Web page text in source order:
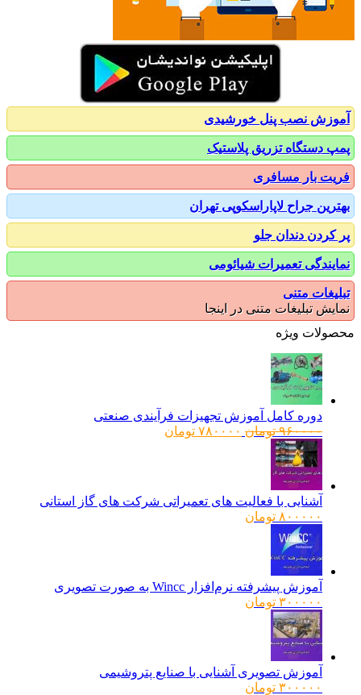
نصب پنل خورشیدی
دستگاه تزریق پلاستیک
بار مسافری
جراح لاپاراسکوپی تهران
دندان جلو
تعمیرات شیائومی
متنی
تبلیغات متنی در اینجا
ویژه
دوره کامل آموزش تجهیزات فرآیندی صنعتی
۹۶۰۰۰۰ تومانقیمت
۷۸۰۰۰۰ تومانقیمت
آشنایی با فعالیت های تعمیراتی شرکت های گاز استانی
۸۰۰۰۰۰ تومان
آموزش پیشرفته نرم‌افزار Wincc به صورت تصویری
۳۰۰۰۰۰ تومان
آموزش تصویری آشنایی با صنایع پتروشیمی
۳۰۰۰۰۰ تومان